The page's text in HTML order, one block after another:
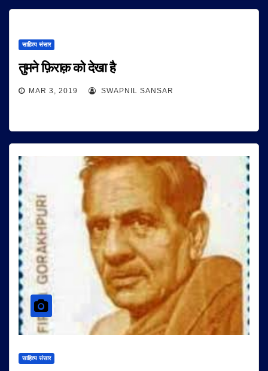
साहित्य संसार
तुमने फ़िराक़ को देखा है
MAR 3, 2019 SWAPNIL SANSAR
साहित्य संसार